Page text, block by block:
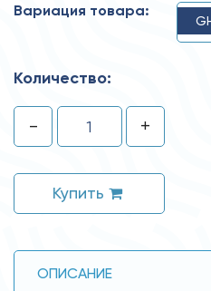
Вариация товара:
Количество:
- +
Купить
ОПИСАНИЕ